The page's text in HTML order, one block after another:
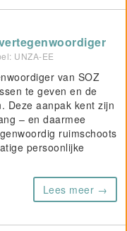
UNZA-EE
van SOZ
te geven en de
Deze aanpak kent zijn
– en daarmee
ruimschoots
persoonlijke
Lees meer →